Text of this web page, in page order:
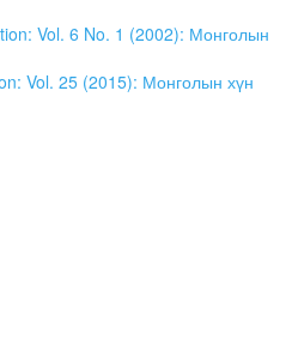
Vol. 6 No. 1 (2002): Монголын
Vol. 25 (2015): Монголын хүн